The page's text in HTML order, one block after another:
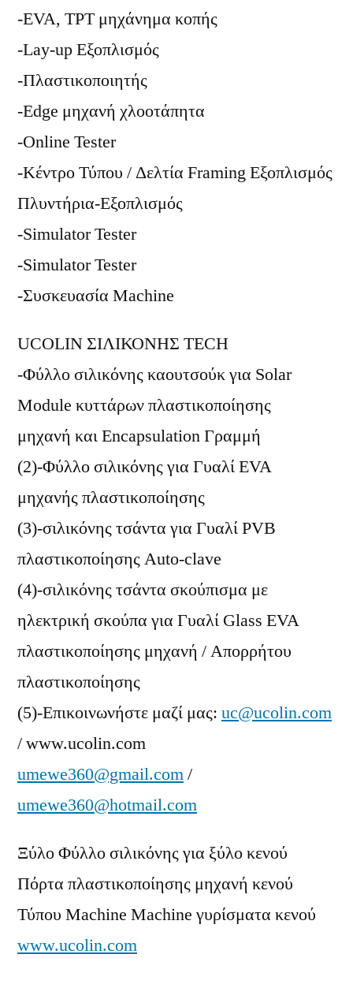
-EVA, TPT μηχάνημα κοπής
-Lay-up Εξοπλισμός
-Πλαστικοποιητής
-Edge μηχανή χλοοτάπητα
-Online Tester
-Κέντρο Τύπου / Δελτία Framing Εξοπλισμός
Πλυντήρια-Εξοπλισμός
-Simulator Tester
-Simulator Tester
-Συσκευασία Machine
UCOLIN ΣΙΛΙΚΟΝΗΣ TECH
-Φύλλο σιλικόνης καουτσούκ για Solar
Module κυττάρων πλαστικοποίησης
μηχανή και Encapsulation Γραμμή
(2)-Φύλλο σιλικόνης για Γυαλί EVA
μηχανής πλαστικοποίησης
(3)-σιλικόνης τσάντα για Γυαλί PVB
πλαστικοποίησης Auto-clave
(4)-σιλικόνης τσάντα σκούπισμα με
ηλεκτρική σκούπα για Γυαλί Glass EVA
πλαστικοποίησης μηχανή / Απορρήτου
πλαστικοποίησης
(5)-Επικοινωνήστε μαζί μας: uc@ucolin.com
/ www.ucolin.com
umewe360@gmail.com/
umewe360@hotmail.com
Ξύλο Φύλλο σιλικόνης για ξύλο κενού
Πόρτα πλαστικοποίησης μηχανή κενού
Τύπου Machine Machine γυρίσματα κενού
www.ucolin.com